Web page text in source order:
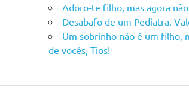
Adoro-te filho, mas agora
Desabafo de um Pediatra.
Um sobrinho não é um filho,
de vocês, Tios!